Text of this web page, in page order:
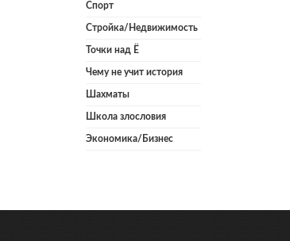
Спорт
Стройка/Недвижимость
Точки над Ё
Чему не учит история
Шахматы
Школа злословия
Экономика/Бизнес